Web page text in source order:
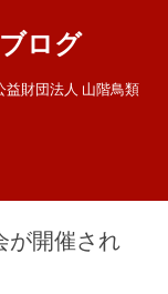
ログ
益財団法人 山階鳥類
が開催され